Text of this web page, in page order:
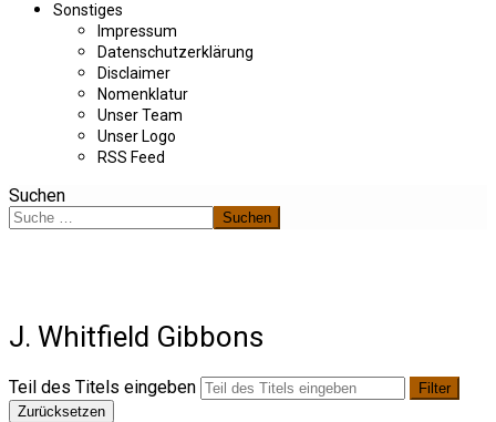
Sonstiges
Impressum
Datenschutzerklärung
Disclaimer
Nomenklatur
Unser Team
Unser Logo
RSS Feed
Suchen
Suchen
J. Whitfield Gibbons
Teil des Titels eingeben
Filter
Zurücksetzen